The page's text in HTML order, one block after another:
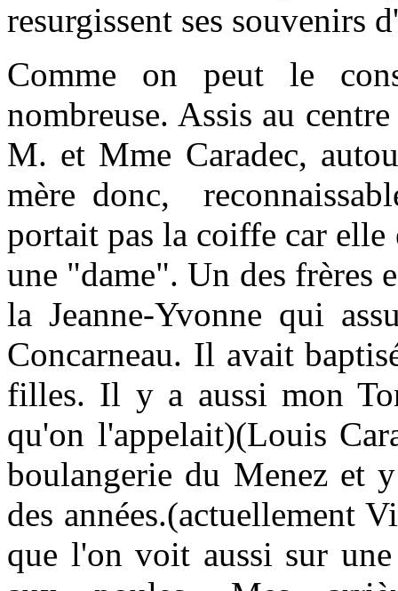
resurgissent ses souvenirs
Comme on peut le
nombreuse. Assis au
M. et Mme Caradec,
mère donc,
portait pas la coiffe car
une "dame". Un des frères
la Jeanne-Yvonne qui
Concarneau. Il avait
filles. Il y a aussi mon
qu'on l'appelait)(Louis
boulangerie du Menez et
des années.(actuellement
que l'on voit aussi sur